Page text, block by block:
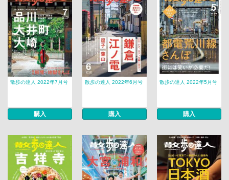
散歩の達人 2022年7月号
購入
散歩の達人 2022年6月号
購入
散歩の達人 2022年5月号
購入